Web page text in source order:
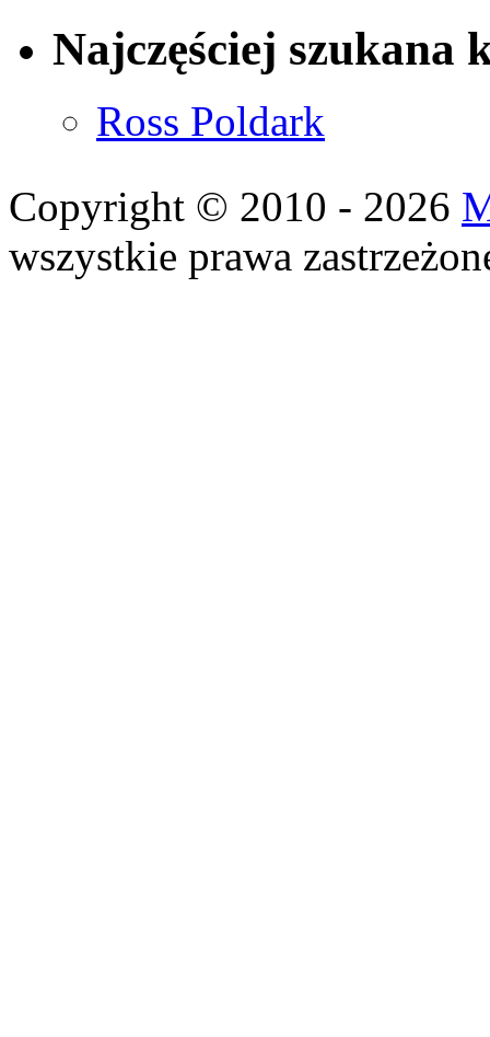
Najczęściej szukana
Ross Poldark
Copyright © 2010 - 2026
wszystkie prawa